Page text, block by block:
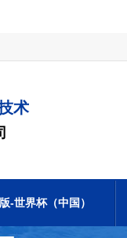
术
-世界杯（中国）